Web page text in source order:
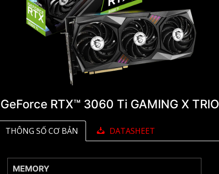
GeForce RTX™ 3060 Ti GAMING X TRIO
THÔNG SỐ CƠ BẢN DATASHEET
MEMORY